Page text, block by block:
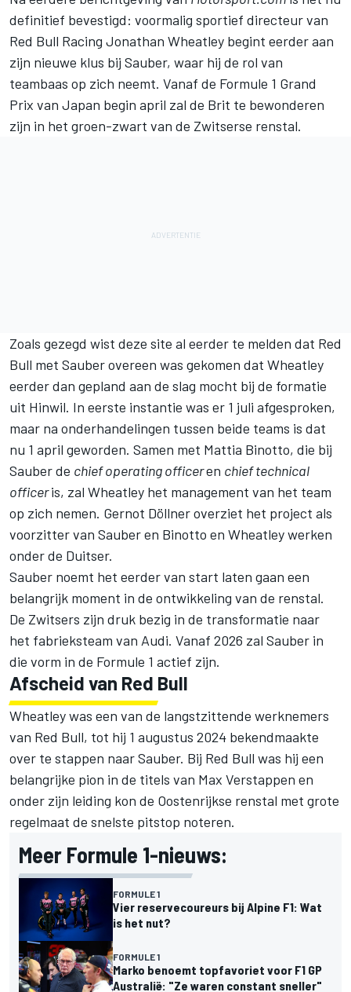
definitief bevestigd: voormalig sportief directeur van
Red Bull Racing Jonathan Wheatley begint eerder aan
zijn nieuwe klus bij Sauber, waar hij de rol van
teambaas op zich neemt. Vanaf de Formule 1 Grand
Prix van Japan begin april zal de Brit te bewonderen
zijn in het groen-zwart van de Zwitserse renstal.
Zoals gezegd wist deze site al eerder te melden dat Red
Bull met Sauber overeen was gekomen dat Wheatley
eerder dan gepland aan de slag mocht bij de formatie
uit Hinwil. In eerste instantie was er 1 juli afgesproken,
maar na onderhandelingen tussen beide teams is dat
nu 1 april geworden. Samen met Mattia Binotto, die bij
Sauber de chief operating officeren chief technical
officeris, zal Wheatley het management van het team
op zich nemen. Gernot Döllner overziet het project als
voorzitter van Sauber en Binotto en Wheatley werken
onder de Duitser.
Sauber noemt het eerder van start laten gaan een
belangrijk moment in de ontwikkeling van de renstal.
De Zwitsers zijn druk bezig in de transformatie naar
het fabrieksteam van Audi. Vanaf 2026 zal Sauber in
die vorm in de Formule 1 actief zijn.
Afscheid van Red Bull
Wheatley was een van de langstzittende werknemers
van Red Bull, tot hij 1 augustus 2024 bekendmaakte
over te stappen naar Sauber. Bij Red Bull was hij een
belangrijke pion in de titels van Max Verstappen en
onder zijn leiding kon de Oostenrijkse renstal met grote
regelmaat de snelste pitstop noteren.
Meer Formule 1-nieuws:
FORMULE 1
Vier reservecoureurs bij Alpine F1: Wat
is het nut?
FORMULE 1
Marko benoemt topfavoriet voor F1 GP
Australië: "Ze waren constant sneller"